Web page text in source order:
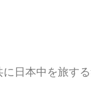
日本中を旅す